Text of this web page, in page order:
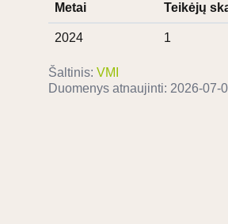
Metai Teikėjų
2024 1
Šaltinis: VMI
Duomenys atnaujinti: 2026-07-